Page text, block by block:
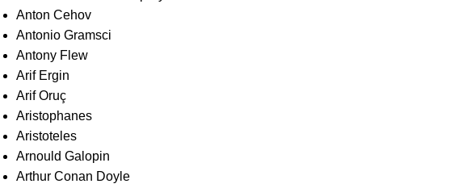
Anton Cehov
Antonio Gramsci
Antony Flew
Arif Ergin
Arif Oruç
Aristophanes
Aristoteles
Arnould Galopin
Arthur Conan Doyle